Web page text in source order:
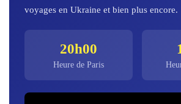
voyages en Ukraine et bien plus encore.
20h00
Heure de Paris